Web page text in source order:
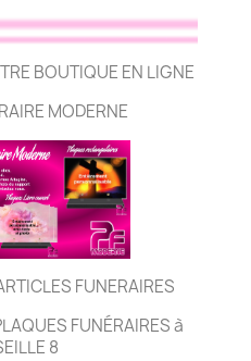
BOUTIQUE EN LIGNE
MODERNE
FUNERAIRES
FUNÉRAIRES à
8